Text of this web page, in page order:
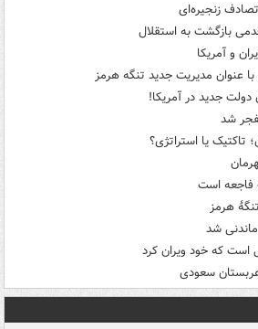
بازگشت به استقلال
و آمریکا
عنوان مدیریت جدید تنگه هرمز
جدید در آمریکا!
شد
تاکتیک یا استراتژی؟
فاجعه است
هرمز
شد
است که خود ویران کرد
سعودی